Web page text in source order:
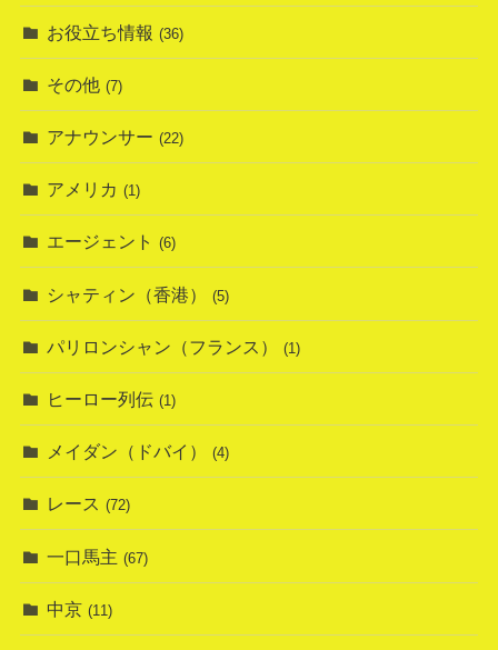
お役立ち情報 (36)
その他 (7)
アナウンサー (22)
アメリカ (1)
エージェント (6)
シャティン（香港） (5)
パリロンシャン（フランス） (1)
ヒーロー列伝 (1)
メイダン（ドバイ） (4)
レース (72)
一口馬主 (67)
中京 (11)